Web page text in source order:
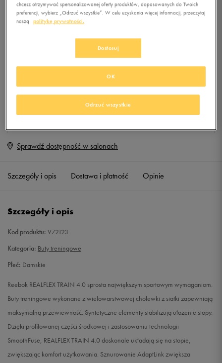
0.0 (
złz Vat
KLUBIE 50 STYLE
Produkt niedostępny
Rozmiary EU
38 24,5 cm
39 25,5 cm Powiadom o dostępności
40 26 cm Powiadom o dostępności
Sprawdź dostępność w salonach
Szczegóły i opis Dostawa i płatność Opinie
Szczegóły i opis
Kod produktu: V72123
Kategoria: Buty treningowe
Płeć: Damskie
Reebok REALFLEX TRAIN 4.0 sprosta największym sportowym wymaganiom.
Buty treningowe wykonane z wielowarstwowej cholewki z siatki zapewniają
maksymalną przewiewność. Syntetyczne elementy stabilizują ułożenie stopy.
Dzięki profilowanej części środkowej i zastosowaniu technologii
SmoothFuse, REALFLEX TRAIN 4.0 doskonale układają się na stopie,
zwiększając komfort użytkowania. Sznurowanie AdaptLink zwiększa
chcesz otrzymywać spersonalizowanej oferty produktów, dopasowanych do Twoich
preferencji, wybierz „Odrzuć wszystkie”. W celu uzyskania więcej informacji, przeczytaj
naszą
politykę prywatności.
Dostosuj
Odrzuć wszystkie
OK